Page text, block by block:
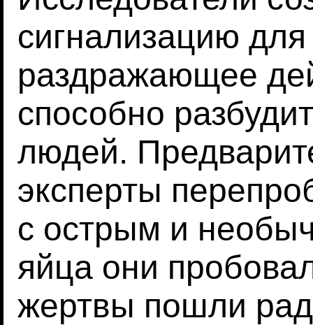
сигнализацию для
раздражающее
способно
людей.
эксперты
с острым и
яйца они
жертвы пошли